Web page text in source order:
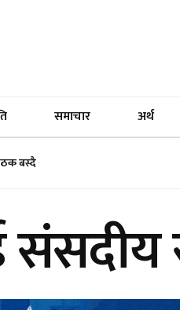
समाचार अर्थ
बस्दै
संसदीय